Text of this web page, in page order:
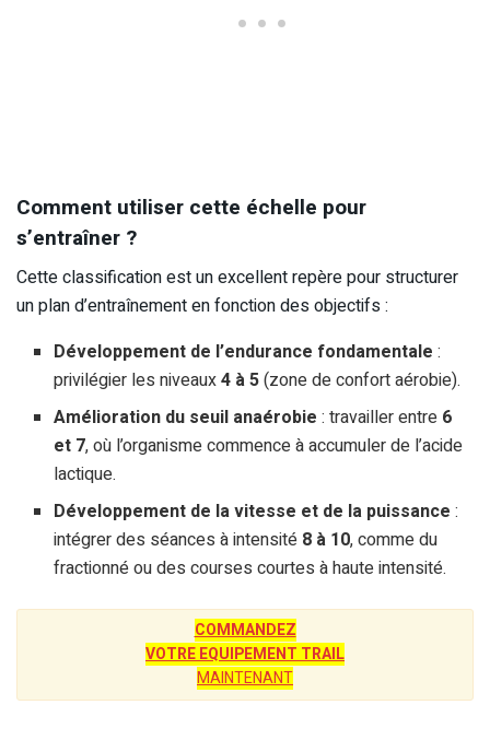
Comment utiliser cette échelle pour
s’entraîner ?
Cette classification est un excellent repère pour structurer
un plan d’entraînement en fonction des objectifs :
Développement de l’endurance fondamentale :
privilégier les niveaux4 à 5(zone de confort aérobie).
Amélioration du seuil anaérobie : travailler entre 6
et 7, où l’organisme commence à accumuler de l’acide
lactique.
Développement de la vitesse et de la puissance :
intégrer des séances à intensité 8 à 10, comme du
fractionné ou des courses courtes à haute intensité.
COMMANDEZ
VOTRE EQUIPEMENT TRAIL
MAINTENANT